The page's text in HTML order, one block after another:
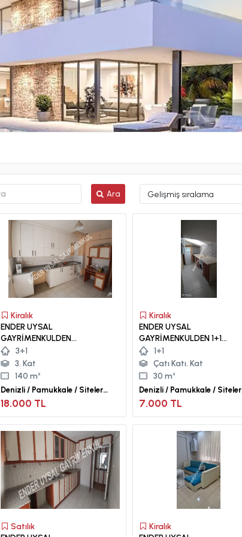
Ara
Kiralık
ENDER UYSAL
GAYRİMENKULDEN
SİTELERDE 3+1 KİRALIK
DAİRE...
3+1
3. Kat
140 m²
Denizli / Pamukkale / Siteler
Mah.
18.000 TL
Kiralık
ENDER UYSAL
GAYRİMENKULDEN 1+1
SİTELER MAHALLESİN DE
ÇATI KATI APART...
1+1
Çatı Katı. Kat
30 m²
Denizli / Pamukkale / Siteler
Mah.
7.000 TL
Satılık
Kiralık